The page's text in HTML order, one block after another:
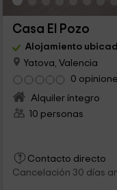
Casa El Pozo
Alojamiento
Yatova, Valencia
0
Alquiler íntegro
10 personas
Contacto directo
Cancelación 30 días